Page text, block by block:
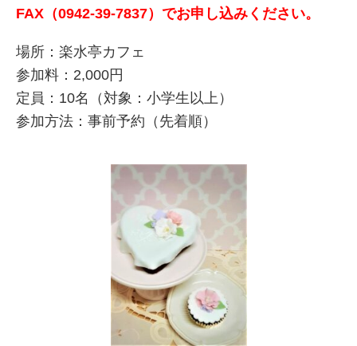
FAX（0942-39-7837）でお申し込みください。
場所：楽水亭カフェ
参加料：2,000円
定員：10名（対象：小学生以上）
参加方法：事前予約（先着順）